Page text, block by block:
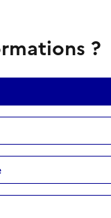
?